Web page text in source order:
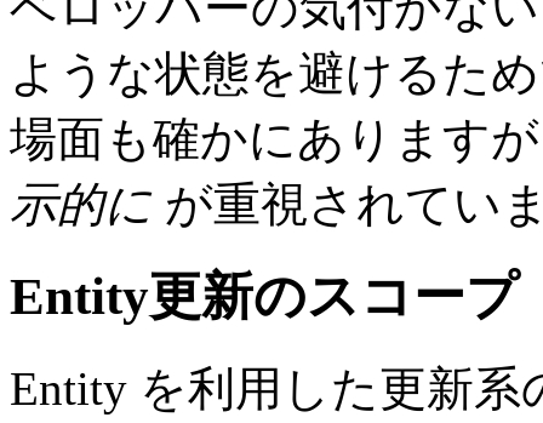
ような状態を避けるた
場面も確かにあります
示的に が重視されてい
Entity更新のスコープ
Entity を利用した更新